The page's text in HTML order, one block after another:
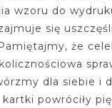
wzoru do
się
że
dla siebie i
powróciły